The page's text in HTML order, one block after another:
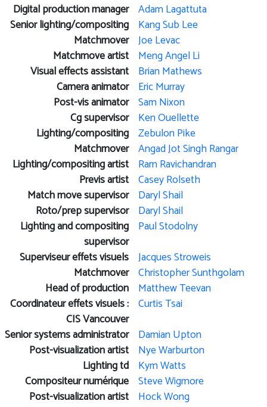
Digital production manager Adam Lagattuta
Senior lighting/compositing Kang Sub Lee
Matchmover Joe Levac
Matchmove artist Meng Angel Li
Visual effects assistant Brian Mathews
Camera animator Eric Murray
Post-vis animator Sam Nixon
Cg supervisor Ken Ouellette
Lighting/compositing Zebulon Pike
Matchmover Angad Jot Singh Rangar
Lighting/compositing artist Ram Ravichandran
Previs artist Casey Rolseth
Match move supervisor Daryl Shail
Roto/prep supervisor Daryl Shail
Lighting and compositing
supervisor
Paul Stodolny
Superviseur effets visuels Jacques Stroweis
Matchmover Christopher Sunthgolam
Head of production Matthew Teevan
Coordinateur effets visuels :
CIS Vancouver
Curtis Tsai
Senior systems administrator Damian Upton
Post-visualization artist Nye Warburton
Lighting td Kym Watts
Compositeur numérique Steve Wigmore
Post-visualization artist Hock Wong